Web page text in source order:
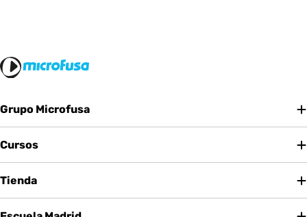
Grupo Microfusa
Cursos
Tienda